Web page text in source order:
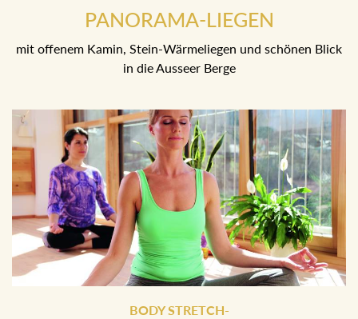
PANORAMA-LIEGEN
mit offenem Kamin, Stein-Wärmeliegen und schönen Blick
in die Ausseer Berge
BODY STRETCH-